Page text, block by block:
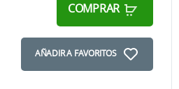
COMPRAR
AÑADIR A FAVORITOS